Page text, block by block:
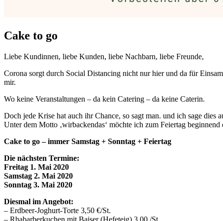
Cake to go
Liebe Kundinnen, liebe Kunden, liebe Nachbarn, liebe Freunde,
Corona sorgt durch Social Distancing nicht nur hier und da für
mir.
Wo keine Veranstaltungen – da kein Catering – da keine Caterin.
Doch jede Krise hat auch ihr Chance, so sagt man. und ich sage dies
Unter dem Motto ‚wirbackendas‘ möchte ich zum Feiertag beginnend
Cake to go – immer Samstag + Sonntag + Feiertag
Die nächsten Termine:
Freitag 1. Mai 2020
Samstag 2. Mai 2020
Sonntag 3. Mai 2020
Diesmal im Angebot:
– Erdbeer-Joghurt-Torte 3,50 €/St.